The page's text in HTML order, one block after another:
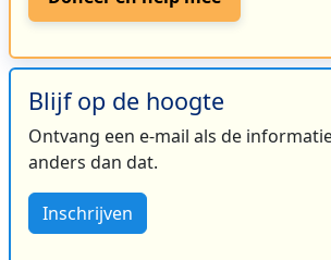
Blijf op de hoogte
Ontvang een e-mail als de
anders dan dat.
Inschrijven